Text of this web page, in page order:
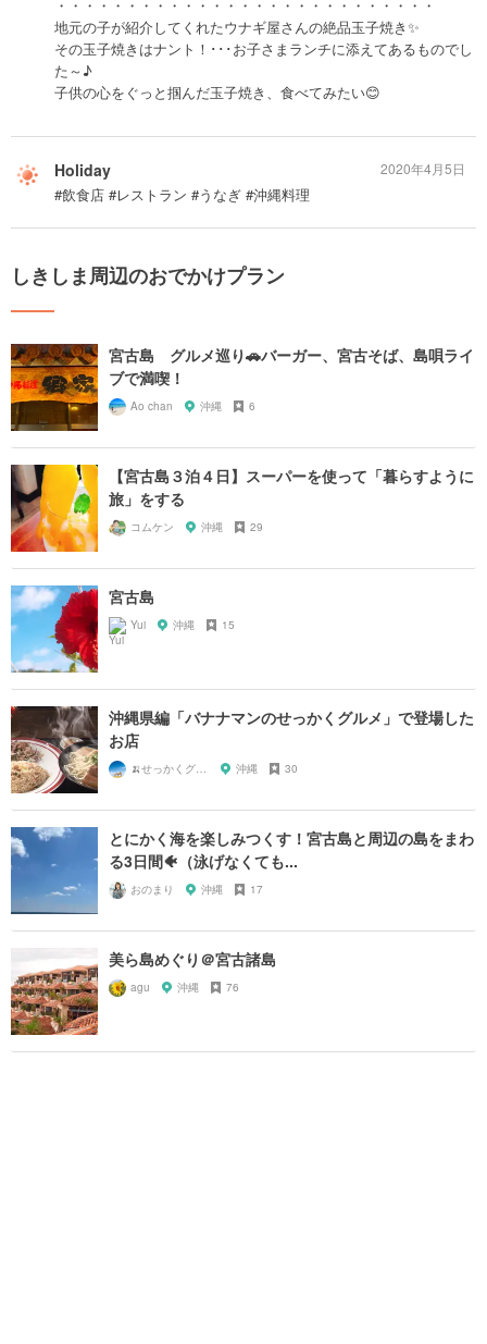
・・・・・・・・・・・・・・・・・・・・・・・・・・・
地元の子が紹介してくれたウナギ屋さんの絶品玉子焼き✨
その玉子焼きはナント！･･･お子さまランチに添えてあるものでし
た～♪
子供の心をぐっと掴んだ玉子焼き、食べてみたい😊
Holiday
#飲食店 #レストラン #うなぎ #沖縄料理
2020年4月5日
しきしま周辺のおでかけプラン
宮古島 グルメ巡り🚗バーガー、宮古そば、島唄ライ
ブで満喫！
Ao chan 沖縄 6
【宮古島３泊４日】スーパーを使って「暮らすように
旅」をする
コムケン 沖縄 29
宮古島
Yui 沖縄 15
沖縄県編「バナナマンのせっかくグルメ」で登場した
お店
沖縄 30
とにかく海を楽しみつくす！宮古島と周辺の島をまわ
る3日間🐠（泳げなくても...
おのまり 沖縄 17
美ら島めぐり＠宮古諸島
agu 沖縄 76